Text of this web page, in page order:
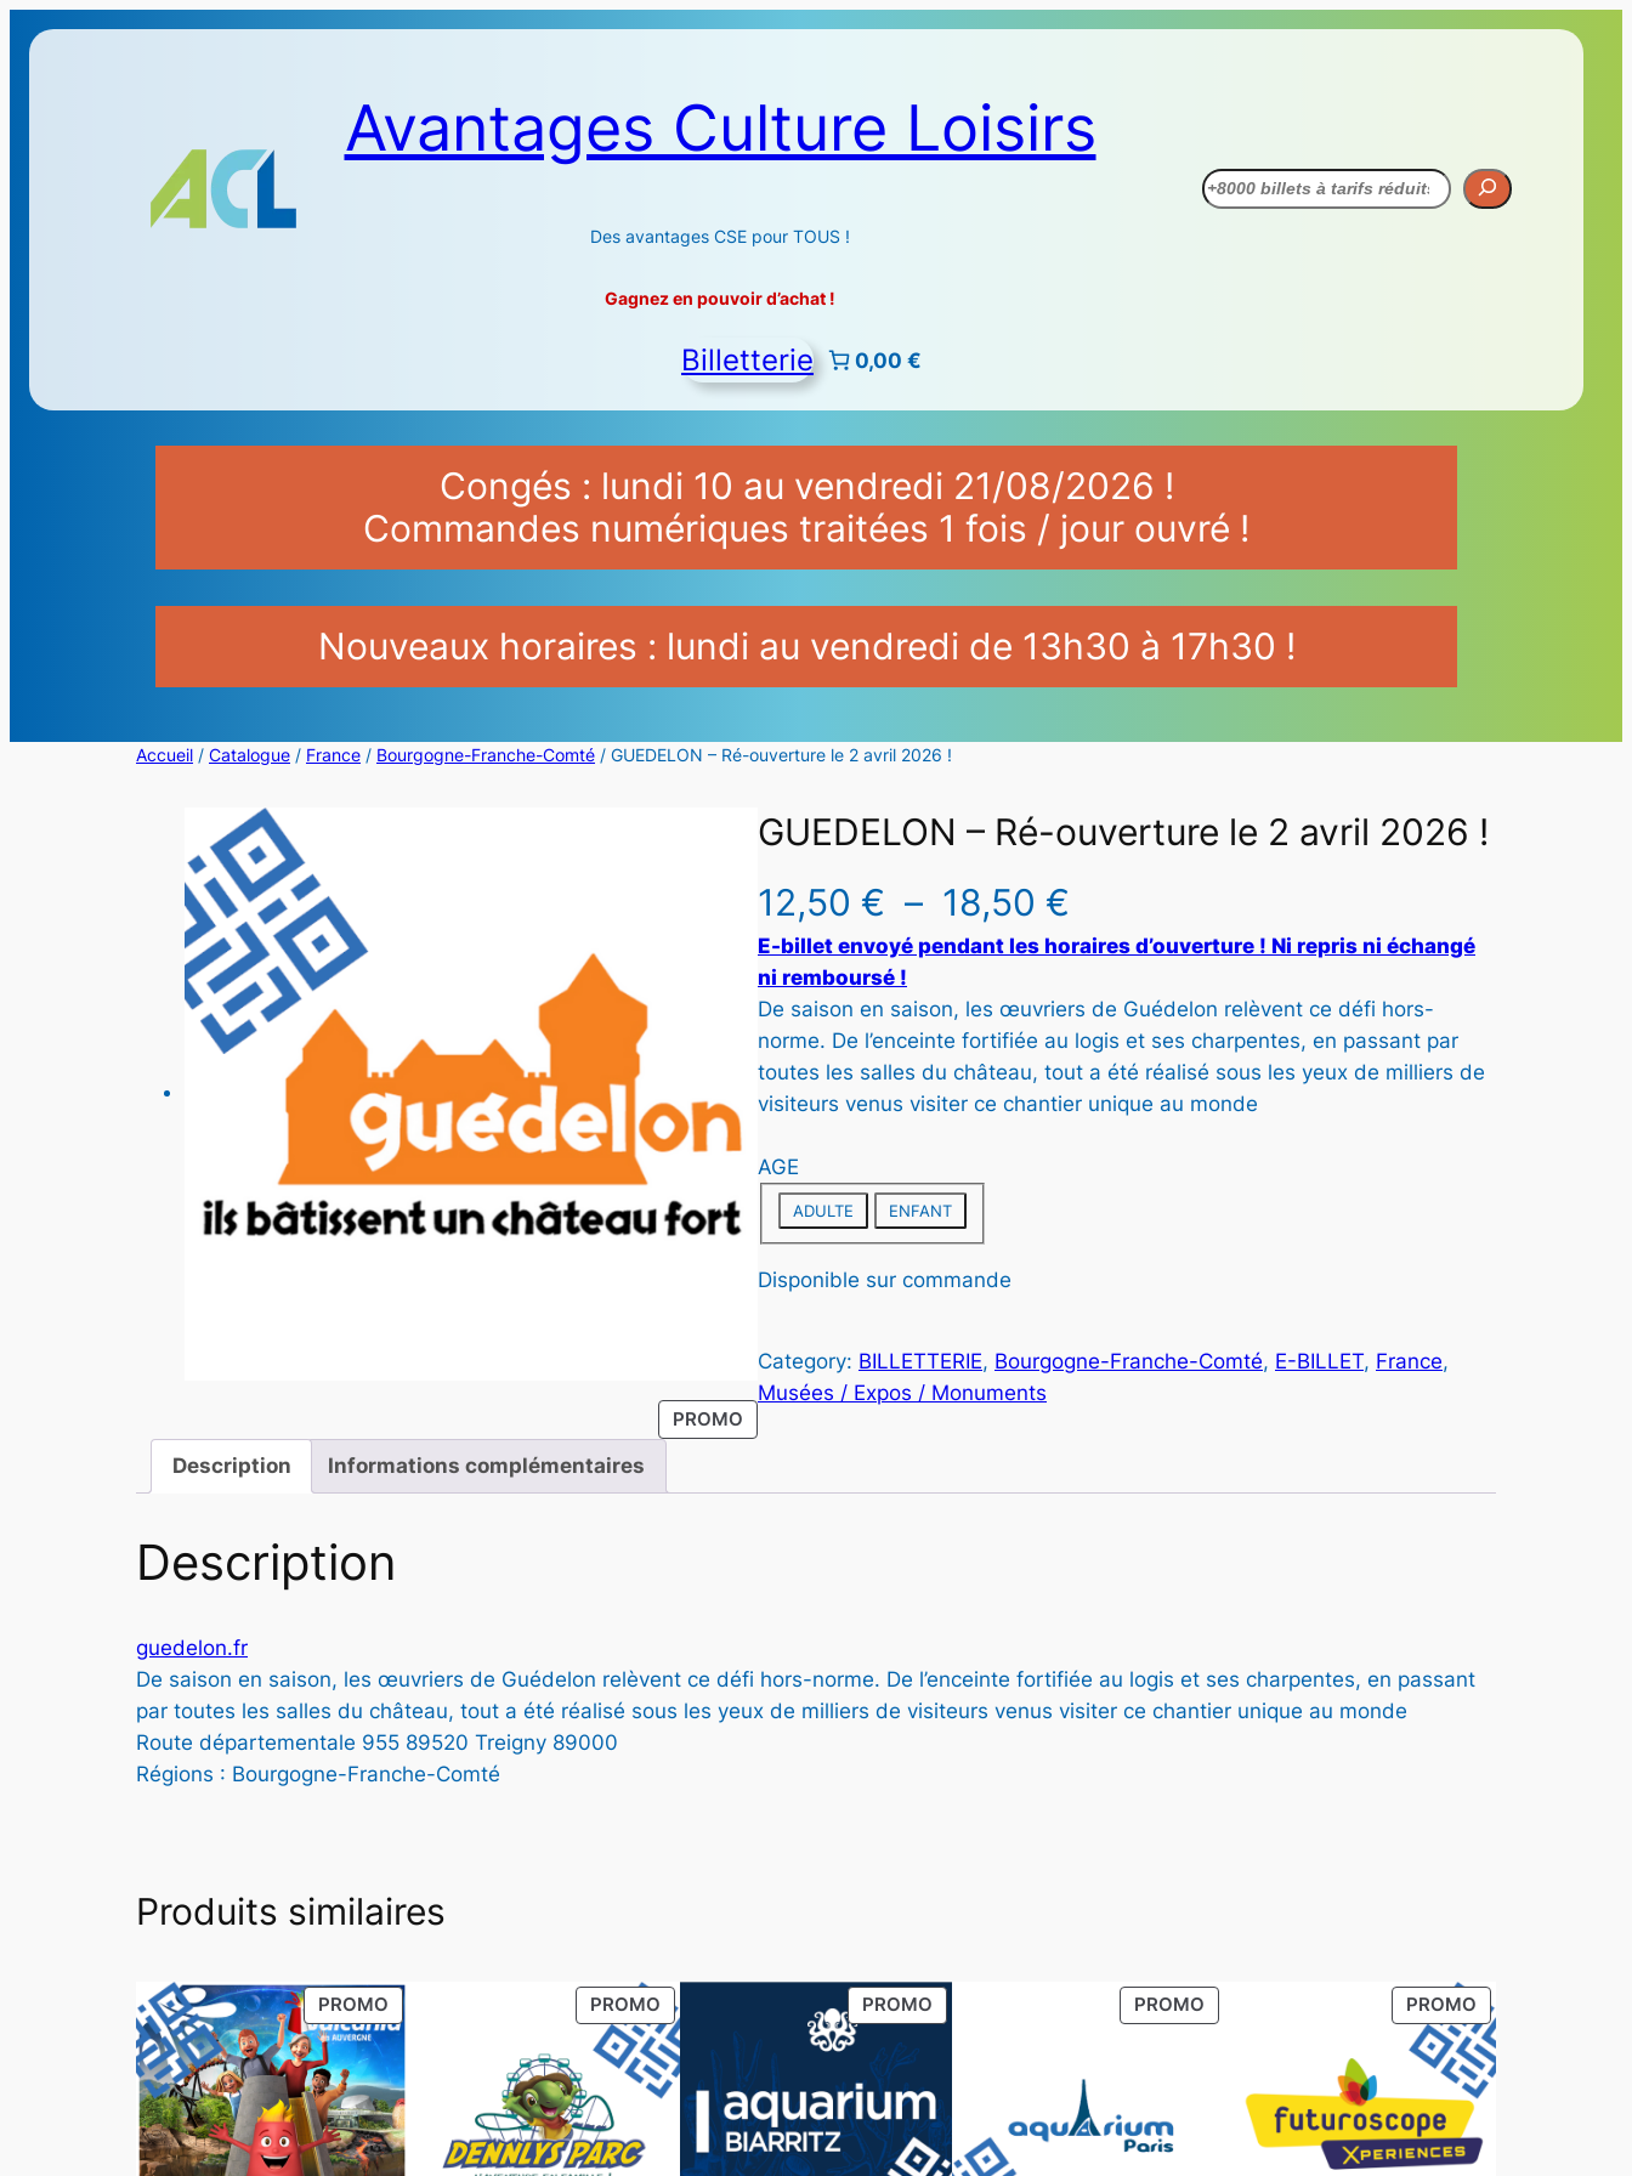
Avantages Culture Loisirs
Des avantages CSE pour TOUS !
Gagnez en pouvoir d’achat !
Recherche
Billetterie 0,00 €
Congés : lundi 10 au vendredi 21/08/2026 !
Commandes numériques traitées 1 fois / jour ouvré !
Nouveaux horaires : lundi au vendredi de 13h30 à 17h30 !
Accueil / Catalogue / France / Bourgogne-Franche-Comté / GUEDELON – Ré-ouverture le 2 avril 2026 !
PROMOP
R
D
R
O
GUEDELON – Ré-ouverture le 2 avril 2026 !
12,50 € – 18,50 €
l
a
g
e
2
,
8
E-billet envoyé pendant les horaires d’ouverture ! Ni repris ni échangé
ni remboursé !
De saison en saison, les œuvriers de Guédelon relèvent ce défi hors-
norme. De l’enceinte fortifiée au logis et ses charpentes, en passant par
toutes les salles du château, tout a été réalisé sous les yeux de milliers de
visiteurs venus visiter ce chantier unique au monde
AGE
ADULTE ENFANT
Disponible sur commande
Category: BILLETTERIE, Bourgogne-Franche-Comté, E-BILLET, France
Musées / Expos / Monuments
Description Informations complémentaires
Description
guedelon.fr
De saison en saison, les œuvriers de Guédelon relèvent ce défi hors-norme. De l’enceinte fortifiée au logis et ses charpentes, en passant
par toutes les salles du château, tout a été réalisé sous les yeux de milliers de visiteurs venus visiter ce chantier unique au monde
Route départementale 955 89520 Treigny 89000
Régions : Bourgogne-Franche-Comté
Produits similaires
PROMOPRODUIT
EN
PROMOPRODUIT
EN
PROMOTION
PROMOPRODUIT
EN
PROMOPRODUIT
EN
PROMOPRODUIT
EN
PROMOTION